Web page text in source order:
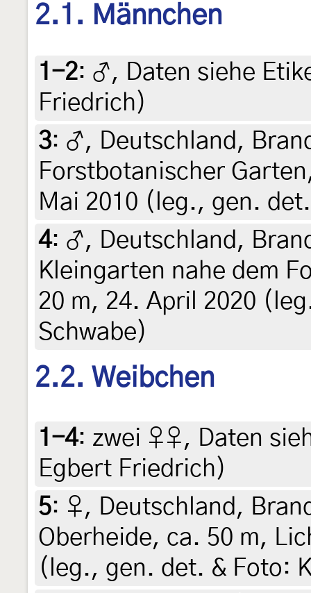
2.1. Männchen
1-2: ♂, Daten siehe
Friedrich)
3: ♂, Deutschland,
Forstbotanischer
Mai 2010 (leg., gen.
4: ♂, Deutschland,
Kleingarten nahe dem
20 m, 24. April 2020
Schwabe)
2.2. Weibchen
1-4: zwei ♀♀, Daten
Egbert Friedrich)
5: ♀, Deutschland,
Oberheide, ca. 50 m,
(leg., gen. det. & Foto: